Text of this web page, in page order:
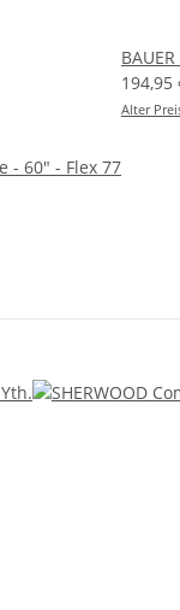
- 60" - Flex 77
194,95
Alter